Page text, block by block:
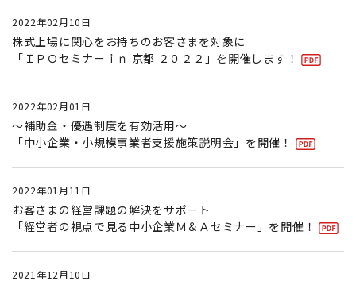
2022年02月10日
株式上場に関心をお持ちのお客さまを対象に
「ＩＰＯセミナーｉｎ 京都 ２０２２」を開催します！
2022年02月01日
～補助金・優遇制度を有効活用～
「中小企業・小規模事業者支援施策説明会」を開催！
2022年01月11日
お客さまの経営課題の解決をサポート
「経営者の視点で見る中小企業Ｍ＆Ａセミナー」を開催！
2021年12月10日